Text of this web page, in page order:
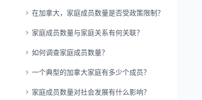
在加拿大，家庭成员数量是否受政策限制？
家庭成员数量与家庭关系有何关联？
如何调查家庭成员数量？
一个典型的加拿大家庭有多少个成员？
家庭成员数量对社会发展有什么影响？